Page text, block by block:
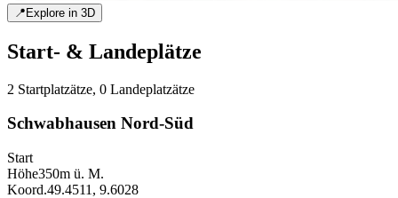
📍Explore in 3D
Start- & Landeplätze
2 Startplatzätze, 0 Landeplatzätze
Schwabhausen Nord-Süd
Start
Höhe350m ü. M.
Koord.49.4511 , 9.6028